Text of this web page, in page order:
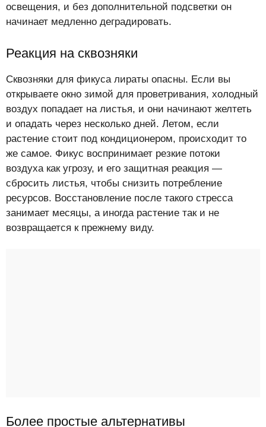
освещения, и без дополнительной подсветки он
начинает медленно деградировать.
Реакция на сквозняки
Сквозняки для фикуса лираты опасны. Если вы
открываете окно зимой для проветривания, холодный
воздух попадает на листья, и они начинают желтеть
и опадать через несколько дней. Летом, если
растение стоит под кондиционером, происходит то
же самое. Фикус воспринимает резкие потоки
воздуха как угрозу, и его защитная реакция —
сбросить листья, чтобы снизить потребление
ресурсов. Восстановление после такого стресса
занимает месяцы, а иногда растение так и не
возвращается к прежнему виду.
Более простые альтернативы